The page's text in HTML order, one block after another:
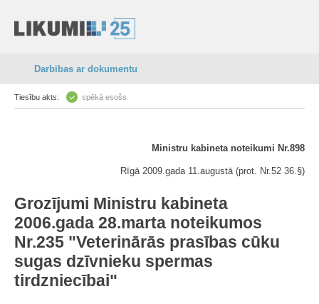
Darbības ar dokumentu
Tiesību akts: spēkā esošs
Ministru kabineta noteikumi Nr.898
Rīgā 2009.gada 11.augustā (prot. Nr.52 36.§)
Grozījumi Ministru kabineta
2006.gada 28.marta noteikumos
Nr.235 "Veterinārās prasības cūku
sugas dzīvnieku spermas
tirdzniecībai"